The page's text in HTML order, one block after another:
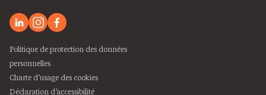
Politique de protection des données
personnelles
Charte d’usage des cookies
Déclaration d’accessibilité